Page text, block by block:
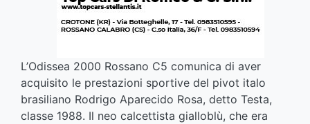
L’Odissea 2000 Rossano C5 comunica di aver
acquisito le prestazioni sportive del pivot italo
brasiliano Rodrigo Aparecido Rosa, detto Testa,
classe 1988. Il neo calcettista gialloblù, che era